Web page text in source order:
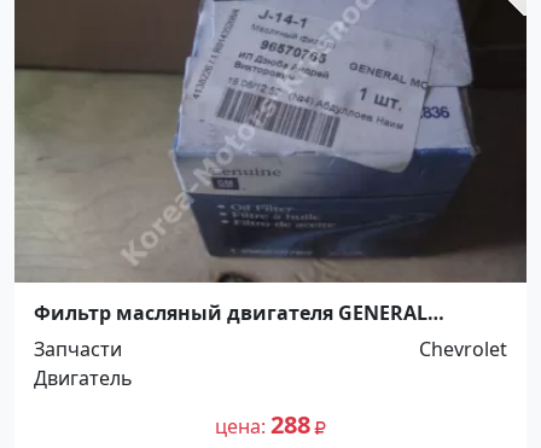
Фильтр масляный двигателя GENERAL
MOTORS (Aveo 1.2/Matiz/Spark), 96570765
Краснодар
Запчасти
Chevrolet
Двигатель
цена 288